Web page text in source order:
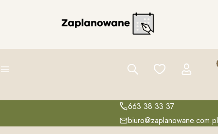
Menu Szukaj Ulubione Zaloguj się
663 38 33 37
biuro@zaplanowane.com.pl